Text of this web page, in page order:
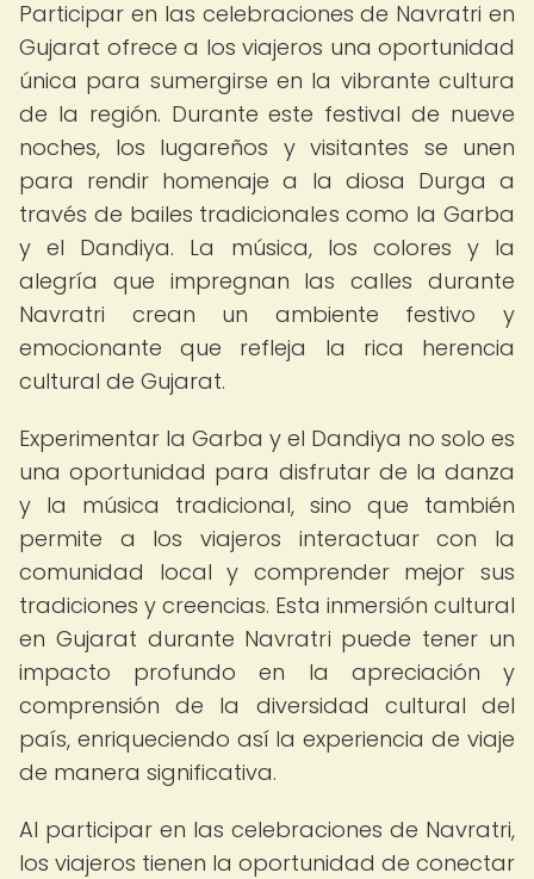
Participar en las celebraciones de Navratri en
Gujarat ofrece a los viajeros una oportunidad
única para sumergirse en la vibrante cultura
de la región. Durante este festival de nueve
noches, los lugareños y visitantes se unen
para rendir homenaje a la diosa Durga a
través de bailes tradicionales como la Garba
y el Dandiya. La música, los colores y la
alegría que impregnan las calles durante
Navratri crean un ambiente festivo y
emocionante que refleja la rica herencia
cultural de Gujarat.
Experimentar la Garba y el Dandiya no solo es
una oportunidad para disfrutar de la danza
y la música tradicional, sino que también
permite a los viajeros interactuar con la
comunidad local y comprender mejor sus
tradiciones y creencias. Esta inmersión cultural
en Gujarat durante Navratri puede tener un
impacto profundo en la apreciación y
comprensión de la diversidad cultural del
país, enriqueciendo así la experiencia de viaje
de manera significativa.
Al participar en las celebraciones de Navratri,
los viajeros tienen la oportunidad de conectar